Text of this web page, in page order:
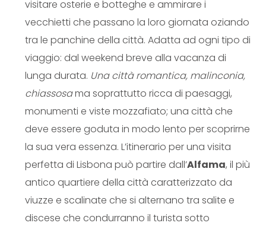
visitare osterie e botteghe e ammirare i
vecchietti che passano la loro giornata oziando
tra le panchine della città. Adatta ad ogni tipo di
viaggio: dal weekend breve alla vacanza di
lunga durata. Una città romantica, malinconia,
chiassosama soprattutto ricca di paesaggi,
monumenti e viste mozzafiato; una città che
deve essere goduta in modo lento per scoprirne
la sua vera essenza. L’itinerario per una visita
perfetta di Lisbona può partire dall’Alfama, il più
antico quartiere della città caratterizzato da
viuzze e scalinate che si alternano tra salite e
discese che condurranno il turista sotto